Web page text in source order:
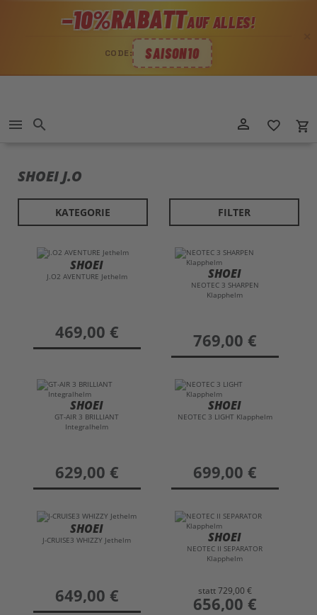
−10%RABATTAUF ALLES!
CODE: SAISON10
person_outline favorite_border local_grocery_store
menu search
SHOEI J.O
KATEGORIE FILTER
SHOEI
J.O2 AVENTURE Jethelm
preis
469,00 €
SHOEI
NEOTEC 3 SHARPEN
Klapphelm
preis
769,00 €
SHOEI
GT-AIR 3 BRILLIANT
Integralhelm
preis
629,00 €
SHOEI
NEOTEC 3 LIGHT Klapphelm
preis
699,00 €
SHOEI
J-CRUISE3 WHIZZY Jethelm
preis
649,00 €
SHOEI
NEOTEC II SEPARATOR
Klapphelm
statt 729,00 €
preis
656,00 €